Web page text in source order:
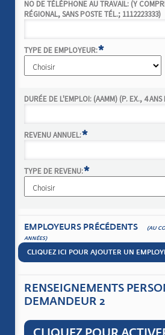
NO DE TÉLÉPHONE AU TRAVAIL: (Y
RÉGIONAL, SANS POSTE TÉL.; 1112223333)
TYPE DE EMPLOYEUR:*
DURÉE DE L'EMPLOI: (AAMM) (P. EX., 4 ANS
REVENU ANNUEL:*
TYPE DE REVENU:*
EMPLOYEURS PRÉCÉDENTS
(AU
ANNÉES)
CLIQUEZ ICI POUR AJOUTER UN
RENSEIGNEMENTS
DEMANDEUR 2